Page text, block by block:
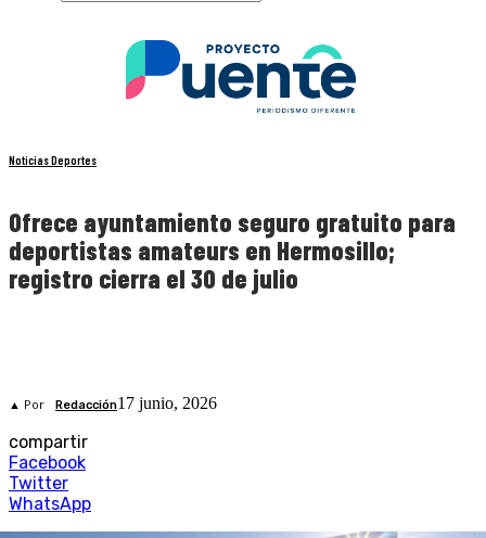
Noticias Deportes
Ofrece ayuntamiento seguro gratuito para
deportistas amateurs en Hermosillo;
registro cierra el 30 de julio
▲ Por Redacción17 junio, 2026
compartir
Facebook
Twitter
WhatsApp